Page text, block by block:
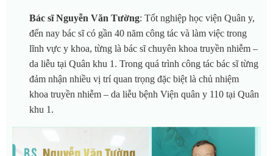
Bác sĩ Nguyễn Văn Tường: Tốt nghiệp học viện Quân y,
đến nay bác sĩ có gần 40 năm công tác và làm việc trong
lĩnh vực y khoa, từng là bác sĩ chuyên khoa truyền nhiễm –
da liễu tại Quân khu 1. Trong quá trình công tác bác sĩ từng
đảm nhận nhiều vị trí quan trọng đặc biệt là chủ nhiệm
khoa truyền nhiễm – da liễu bệnh Viện quân y 110 tại Quân
khu 1.